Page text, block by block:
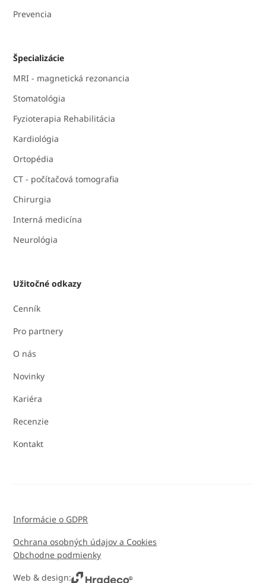
Prevencia
Špecializácie
MRI - magnetická rezonancia
Stomatológia
Fyzioterapia Rehabilitácia
Kardiológia
Ortopédia
CT - počítačová tomografia
Chirurgia
Interná medicína
Neurológia
Užitočné odkazy
Cenník
Pro partnery
O nás
Novinky
Kariéra
Recenzie
Kontakt
Informácie o GDPR
Ochrana osobných údajov a Cookies
Obchodne podmienky
Web & design: